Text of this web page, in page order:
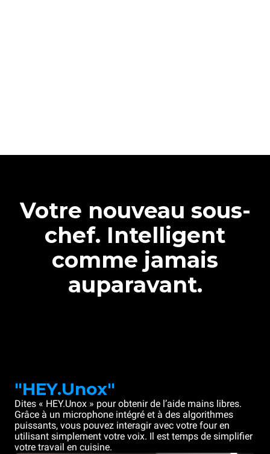
Votre nouveau sous-
chef. Intelligent
comme jamais
auparavant.
"HEY.Unox"
Dites « HEY.Unox » pour obtenir de l’aide mains libres.
Grâce à un microphone intégré et à des algorithmes
puissants, vous pouvez interagir avec votre four en
utilisant simplement votre voix. Il est temps de simplifier
votre travail en cuisine.